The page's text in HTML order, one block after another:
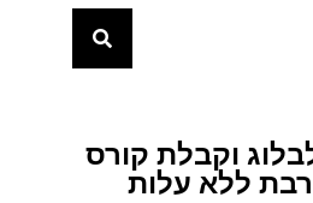
וקבלת קורס
ללא עלות